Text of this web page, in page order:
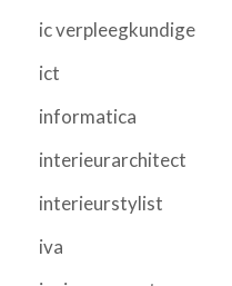
ic verpleegkundige
ict
informatica
interieurarchitect
interieurstylist
iva